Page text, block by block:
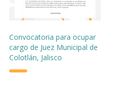
Convocatoria para ocupar
cargo de Juez Municipal de
Colotlán, Jalisco